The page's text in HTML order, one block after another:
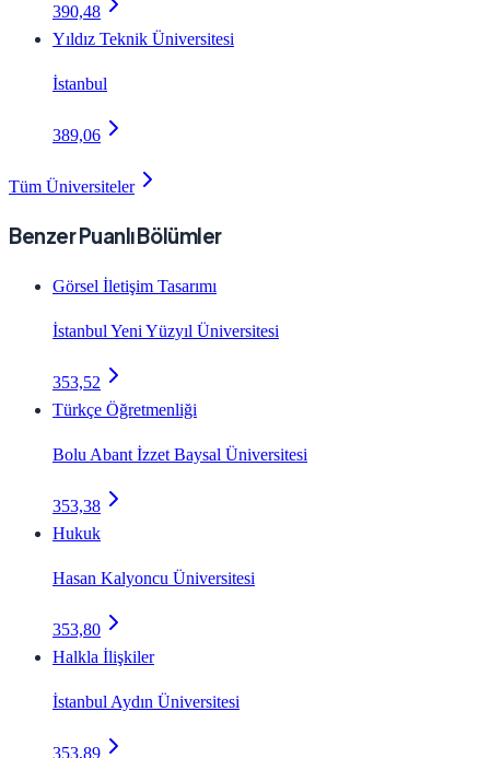
390,48
Yıldız Teknik Üniversitesi
İstanbul
389,06
Tüm Üniversiteler
Benzer Puanlı Bölümler
Görsel İletişim Tasarımı
İstanbul Yeni Yüzyıl Üniversitesi
353,52
Türkçe Öğretmenliği
Bolu Abant İzzet Baysal Üniversitesi
353,38
Hukuk
Hasan Kalyoncu Üniversitesi
353,80
Halkla İlişkiler
İstanbul Aydın Üniversitesi
353,89